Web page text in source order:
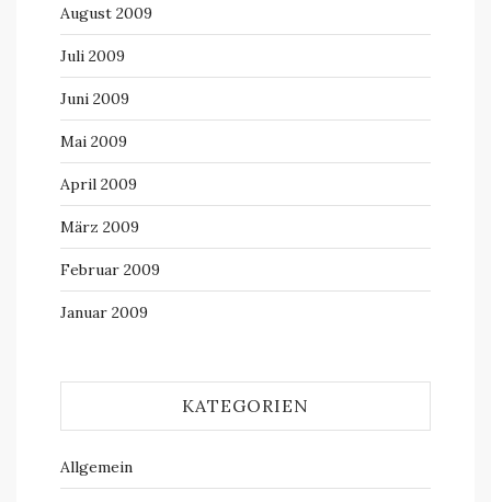
August 2009
Juli 2009
Juni 2009
Mai 2009
April 2009
März 2009
Februar 2009
Januar 2009
KATEGORIEN
Allgemein